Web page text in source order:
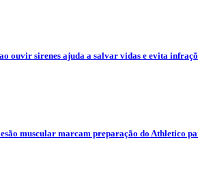
ouvir sirenes ajuda a salvar vidas e evita
muscular marcam preparação do Athletico